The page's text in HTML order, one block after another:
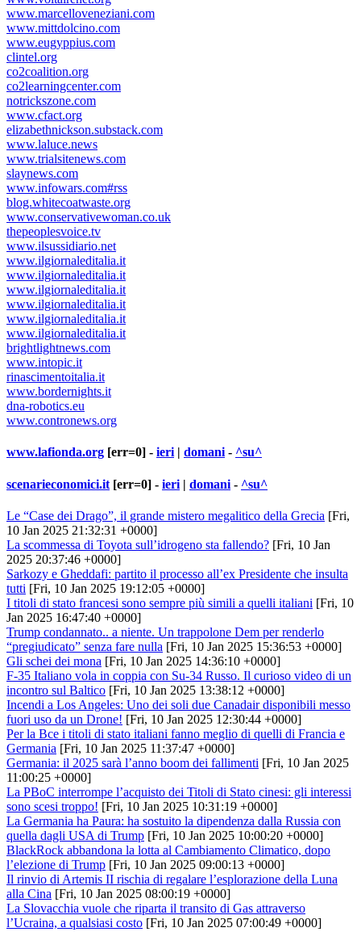
www.marcelloveneziani.com
www.mittdolcino.com
www.eugyppius.com
clintel.org
co2coalition.org
co2learningcenter.com
notrickszone.com
www.cfact.org
elizabethnickson.substack.com
www.laluce.news
www.trialsitenews.com
slaynews.com
www.infowars.com#rss
blog.whitecoatwaste.org
www.conservativewoman.co.uk
thepeoplesvoice.tv
www.ilsussidiario.net
www.ilgiornaleditalia.it
www.ilgiornaleditalia.it
www.ilgiornaleditalia.it
www.ilgiornaleditalia.it
www.ilgiornaleditalia.it
www.ilgiornaleditalia.it
brightlightnews.com
www.intopic.it
rinascimentoitalia.it
www.bordernights.it
dna-robotics.eu
www.contronews.org
www.lafionda.org [err=0] - ieri | domani - ^su^
scenarieconomici.it [err=0] - ieri | domani - ^su^
Le “Case dei Drago”, il grande mistero megalitico della Grecia [Fri,
10 Jan 2025 21:32:31 +0000]
La scommessa di Toyota sull’idrogeno sta fallendo? [Fri, 10 Jan
2025 20:37:46 +0000]
Sarkozy e Gheddafi: partito il processo all’ex Presidente che insulta
tutti [Fri, 10 Jan 2025 19:12:05 +0000]
I titoli di stato francesi sono sempre più simili a quelli italiani [Fri, 10
Jan 2025 16:47:40 +0000]
Trump condannato.. a niente. Un trappolone Dem per renderlo
“pregiudicato” senza fare nulla [Fri, 10 Jan 2025 15:36:53 +0000]
Gli schei dei mona [Fri, 10 Jan 2025 14:36:10 +0000]
F-35 Italiano vola in coppia con Su-34 Russo. Il curioso video di un
incontro sul Baltico [Fri, 10 Jan 2025 13:38:12 +0000]
Incendi a Los Angeles: Uno dei soli due Canadair disponibili messo
fuori uso da un Drone! [Fri, 10 Jan 2025 12:30:44 +0000]
Per la Bce i titoli di stato italiani fanno meglio di quelli di Francia e
Germania [Fri, 10 Jan 2025 11:37:47 +0000]
Germania: il 2025 sarà l’anno boom dei fallimenti [Fri, 10 Jan 2025
11:00:25 +0000]
La PBoC interrompe l’acquisto dei Titoli di Stato cinesi: gli interessi
sono scesi troppo! [Fri, 10 Jan 2025 10:31:19 +0000]
La Germania ha Paura: ha sostuito la dipendenza dalla Russia con
quella dagli USA di Trump [Fri, 10 Jan 2025 10:00:20 +0000]
BlackRock abbandona la lotta al Cambiamento Climatico, dopo
l’elezione di Trump [Fri, 10 Jan 2025 09:00:13 +0000]
Il rinvio di Artemis II rischia di regalare l’esplorazione della Luna
alla Cina [Fri, 10 Jan 2025 08:00:19 +0000]
La Slovacchia vuole che riparta il transito di Gas attraverso
l’Ucraina, a qualsiasi costo [Fri, 10 Jan 2025 07:00:49 +0000]